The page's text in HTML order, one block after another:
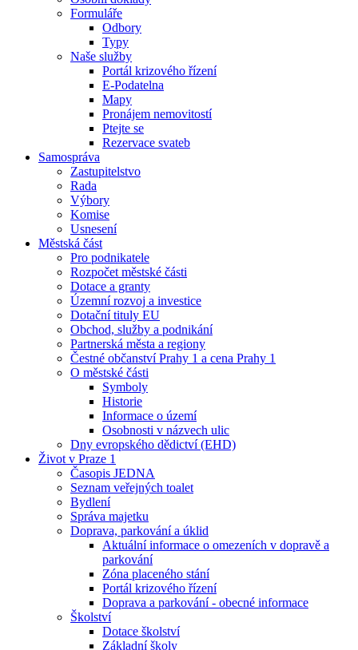
Formuláře
Odbory
Typy
Naše služby
Portál krizového řízení
E-Podatelna
Mapy
Pronájem nemovitostí
Ptejte se
Rezervace svateb
Samospráva
Zastupitelstvo
Rada
Výbory
Komise
Usnesení
Městská část
Pro podnikatele
Rozpočet městské části
Dotace a granty
Územní rozvoj a investice
Dotační tituly EU
Obchod, služby a podnikání
Partnerská města a regiony
Čestné občanství Prahy 1 a cena Prahy 1
O městské části
Symboly
Historie
Informace o území
Osobnosti v názvech ulic
Dny evropského dědictví (EHD)
Život v Praze 1
Časopis JEDNA
Seznam veřejných toalet
Bydlení
Správa majetku
Doprava, parkování a úklid
Aktuální informace o omezeních v dopravě a
parkování
Zóna placeného stání
Portál krizového řízení
Doprava a parkování - obecné informace
Školství
Dotace školství
Základní školy